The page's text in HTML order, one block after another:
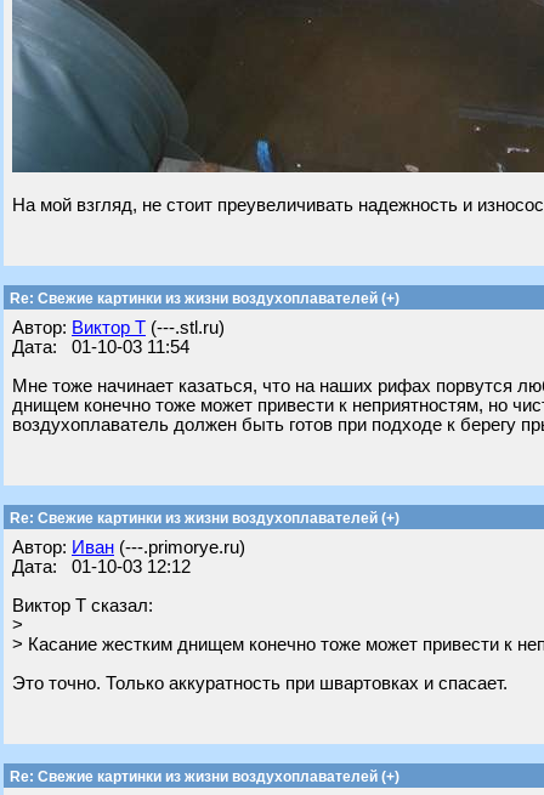
На мой взгляд, не стоит преувеличивать надежность и
Re: Свежие картинки из жизни воздухоплавателей (+)
Автор: Виктор Т (---.stl.ru)
Дата: 01-10-03 11:54
Мне тоже начинает казаться, что на наших рифах порвутся
днищем конечно тоже может привести к неприятностям, но
воздухоплаватель должен быть готов при подходе к берегу
Re: Свежие картинки из жизни воздухоплавателей (+)
Автор: Иван (---.primorye.ru)
Дата: 01-10-03 12:12
Виктор Т сказал:
>
> Касание жестким днищем конечно тоже может привести к
Это точно. Только аккуратность при швартовках и спасает.
Re: Свежие картинки из жизни воздухоплавателей (+)